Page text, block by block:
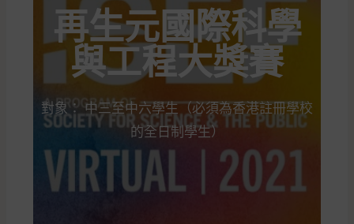
再生元國際科學
與工程大獎賽
對象： 中三至中六學生（必須為香港註冊學校
的全日制學生）